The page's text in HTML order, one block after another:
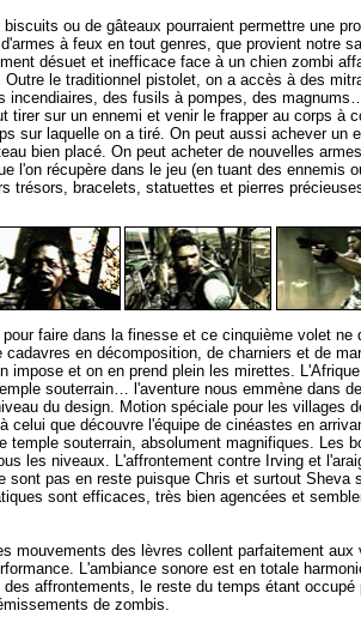
ou de gâteaux pourraient permettre une
à feux en tout genres, que provient notre
désuet et inefficace face à un chien zombi
le traditionnel pistolet, on a accès à des
incendiaires, des fusils à pompes, des
tirer sur un ennemi et venir le frapper au corps à
sur laquelle on a tiré. On peut aussi achever un
bien placé. On peut acheter de nouvelles
l'on récupère dans le jeu (en tuant des ennemis
trésors, bracelets, statuettes et pierres
faire dans la finesse et ce cinquième volet ne
en décomposition, de charniers et de
impose et on en prend plein les mirettes.
souterrain… l'aventure nous emmène dans
du design. Motion spéciale pour les villages
celui que découvre l'équipe de cinéastes en
temple souterrain, absolument magnifiques. Les
les niveaux. L'affrontement contre Irving et
sont pas en reste puisque Chris et surtout Sheva
sont efficaces, très bien agencées et
mouvements des lèvres collent parfaitement
L'ambiance sonore est en totale
affrontements, le reste du temps étant occupé
de zombis.